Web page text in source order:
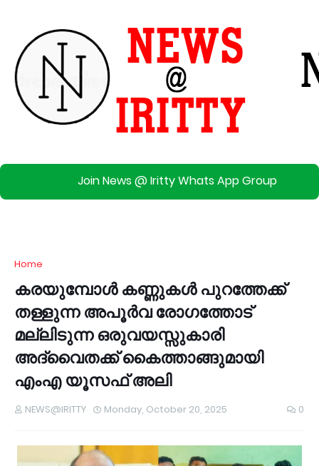
Join News @ Iritty Whats App Group
Home
കരയുമ്പോൾ കണ്ണുകൾ പുറത്തേക്ക്
തള്ളുന്ന അപൂർവ രോഗത്തോട്
മല്ലിടുന്ന ഒരുവയസ്സുകാരി
അദ്വൈതക്ക് കൈത്താങ്ങുമായി
എംഎ യൂസഫ് അലി
NEWS@IRITTY Monday, October 20, 2025 0